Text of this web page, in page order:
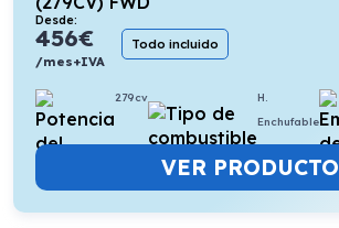
Desde:
456€
/mes+IVA
Todo incluido
279cv
H.
Enchufable
VER PRODUCTO